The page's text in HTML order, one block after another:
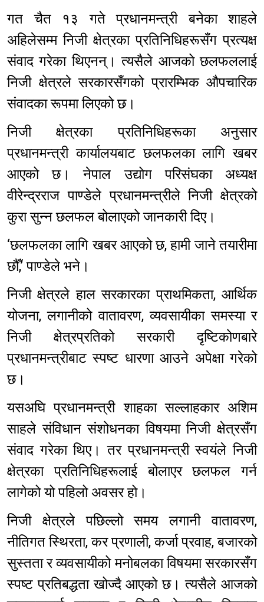
गत चैत १३ गते प्रधानमन्त्री बनेका शाहले
अहिलेसम्म निजी क्षेत्रका प्रतिनिधिहरूसँग प्रत्यक्ष
संवाद गरेका थिएनन्। त्यसैले आजको छलफललाई
निजी क्षेत्रले सरकारसँगको प्रारम्भिक औपचारिक
संवादका रूपमा लिएको छ।
निजी क्षेत्रका प्रतिनिधिहरूका अनुसार
प्रधानमन्त्री कार्यालयबाट छलफलका लागि खबर
आएको छ। नेपाल उद्योग परिसंघका अध्यक्ष
वीरेन्द्रराज पाण्डेले प्रधानमन्त्रीले निजी क्षेत्रको
कुरा सुन्न छलफल बोलाएको जानकारी दिए।
‘छलफलका लागि खबर आएको छ, हामी जाने तयारीमा
छौँ,’ पाण्डेले भने।
निजी क्षेत्रले हाल सरकारका प्राथमिकता, आर्थिक
योजना, लगानीको वातावरण, व्यवसायीका समस्या र
निजी क्षेत्रप्रतिको सरकारी दृष्टिकोणबारे
प्रधानमन्त्रीबाट स्पष्ट धारणा आउने अपेक्षा गरेको
छ।
यसअघि प्रधानमन्त्री शाहका सल्लाहकार अशिम
साहले संविधान संशोधनका विषयमा निजी क्षेत्रसँग
संवाद गरेका थिए। तर प्रधानमन्त्री स्वयंले निजी
क्षेत्रका प्रतिनिधिहरूलाई बोलाएर छलफल गर्न
लागेको यो पहिलो अवसर हो।
निजी क्षेत्रले पछिल्लो समय लगानी वातावरण,
नीतिगत स्थिरता, कर प्रणाली, कर्जा प्रवाह, बजारको
सुस्तता र व्यवसायीको मनोबलका विषयमा सरकारसँग
स्पष्ट प्रतिबद्धता खोज्दै आएको छ। त्यसैले आजको